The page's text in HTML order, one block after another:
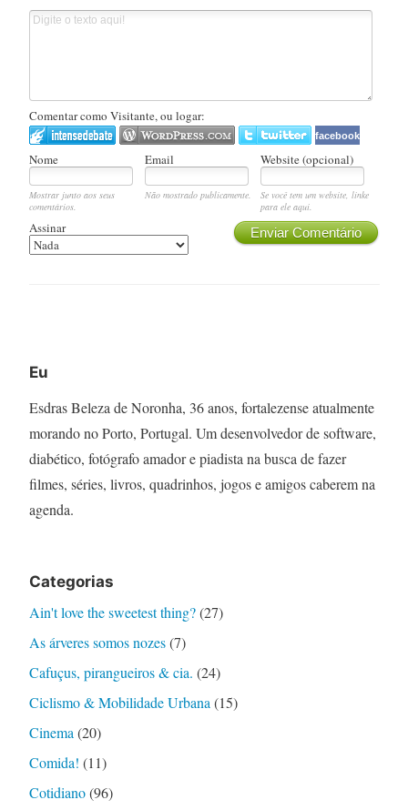
Comentar como Visitante, ou logar:
facebook
Nome Email Website (opcional)
Mostrar junto aos seus
comentários.
Não mostrado publicamente.
Se você tem um website, linke
para ele aqui.
Enviar Comentário
Assinar
Eu
Esdras Beleza de Noronha, 36 anos, fortalezense atualmente
morando no Porto, Portugal. Um desenvolvedor de software,
diabético, fotógrafo amador e piadista na busca de fazer
filmes, séries, livros, quadrinhos, jogos e amigos caberem na
agenda.
Categorias
Ain't love the sweetest thing?(27)
As árveres somos nozes(7)
Cafuçus, pirangueiros & cia. (24)
Ciclismo & Mobilidade Urbana (15)
Cinema (20)
Comida! (11)
Cotidiano(96)